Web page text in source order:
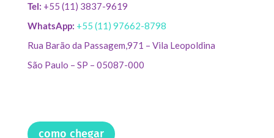
Tel: +55 (11) 3837-9619
WhatsApp: +55 (11) 97662-8798
Rua Barão da Passagem,971 – Vila Leopoldina
São Paulo – SP – 05087-000
como chegar